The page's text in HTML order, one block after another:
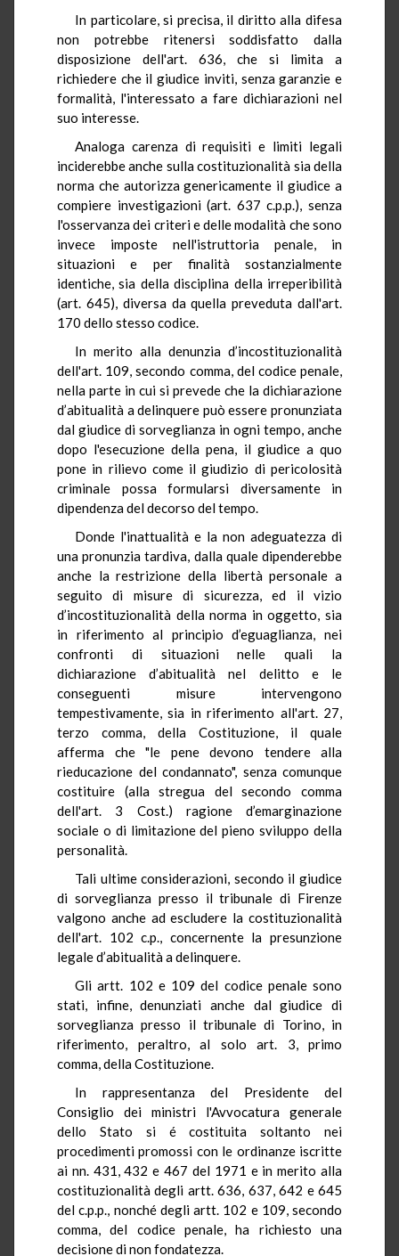
In particolare, si precisa, il diritto alla difesa
non potrebbe ritenersi soddisfatto dalla
disposizione dell'art. 636, che si limita a
richiedere che il giudice inviti, senza garanzie e
formalità, l'interessato a fare dichiarazioni nel
suo interesse.
Analoga carenza di requisiti e limiti legali
inciderebbe anche sulla costituzionalità sia della
norma che autorizza genericamente il giudice a
compiere investigazioni (art. 637 c.p.p.), senza
l'osservanza dei criteri e delle modalità che sono
invece imposte nell'istruttoria penale, in
situazioni e per finalità sostanzialmente
identiche, sia della disciplina della irreperibilità
(art. 645), diversa da quella preveduta dall'art.
170 dello stesso codice.
In merito alla denunzia d’incostituzionalità
dell'art. 109, secondo comma, del codice penale,
nella parte in cui si prevede che la dichiarazione
d’abitualità a delinquere può essere pronunziata
dal giudice di sorveglianza in ogni tempo, anche
dopo l'esecuzione della pena, il giudice a quo
pone in rilievo come il giudizio di pericolosità
criminale possa formularsi diversamente in
dipendenza del decorso del tempo.
Donde l'inattualità e la non adeguatezza di
una pronunzia tardiva, dalla quale dipenderebbe
anche la restrizione della libertà personale a
seguito di misure di sicurezza, ed il vizio
d’incostituzionalità della norma in oggetto, sia
in riferimento al principio d’eguaglianza, nei
confronti di situazioni nelle quali la
dichiarazione d’abitualità nel delitto e le
conseguenti misure intervengono
tempestivamente, sia in riferimento all'art. 27,
terzo comma, della Costituzione, il quale
afferma che "le pene devono tendere alla
rieducazione del condannato", senza comunque
costituire (alla stregua del secondo comma
dell'art. 3 Cost.) ragione d’emarginazione
sociale o di limitazione del pieno sviluppo della
personalità.
Tali ultime considerazioni, secondo il giudice
di sorveglianza presso il tribunale di Firenze
valgono anche ad escludere la costituzionalità
dell'art. 102 c.p., concernente la presunzione
legale d’abitualità a delinquere.
Gli artt. 102 e 109 del codice penale sono
stati, infine, denunziati anche dal giudice di
sorveglianza presso il tribunale di Torino, in
riferimento, peraltro, al solo art. 3, primo
comma, della Costituzione.
In rappresentanza del Presidente del
Consiglio dei ministri l'Avvocatura generale
dello Stato si é costituita soltanto nei
procedimenti promossi con le ordinanze iscritte
ai nn. 431, 432 e 467 del 1971 e in merito alla
costituzionalità degli artt. 636, 637, 642 e 645
del c.p.p., nonché degli artt. 102 e 109, secondo
comma, del codice penale, ha richiesto una
decisione di non fondatezza.